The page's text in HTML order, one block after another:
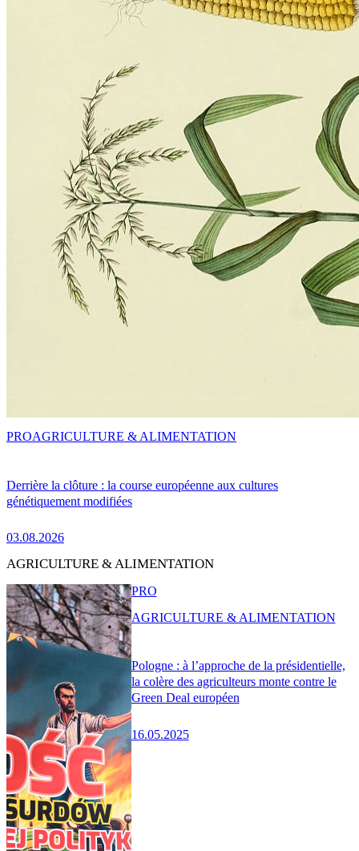
Derrière la clôture : la course européenne aux cultures
génétiquement modifiées
03.08.2026
PROAGRICULTURE & ALIMENTATION
AGRICULTURE & ALIMENTATION
Pologne : à l’approche de la présidentielle,
la colère des agriculteurs monte contre le
Green Deal européen
16.05.2025
PRO
AGRICULTURE & ALIMENTATION